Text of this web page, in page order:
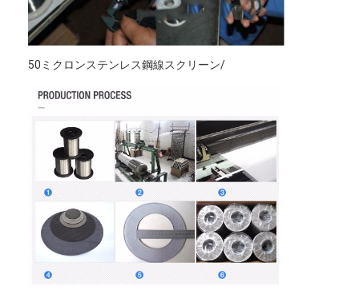
50ミクロンステンレス鋼線スクリーン/